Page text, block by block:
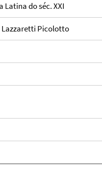
Latina do séc. XXI
Lazzaretti Picolotto